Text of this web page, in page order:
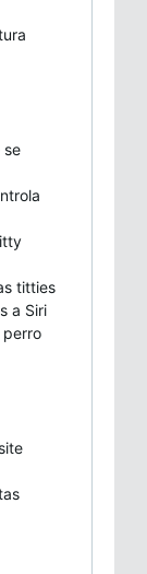
se
titties
a Siri
perro